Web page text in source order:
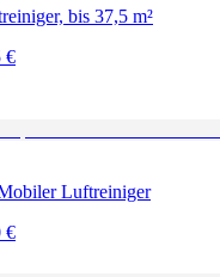
bis 37,5 m²
€
Luftreiniger
€